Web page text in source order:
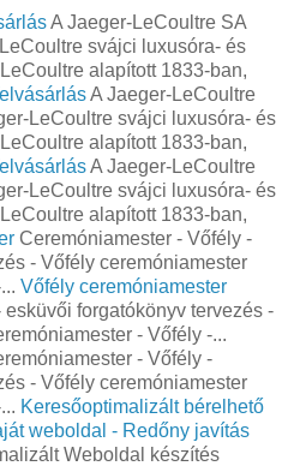
A Jaeger-LeCoultre SA
svájci luxusóra- és
alapított 1833-ban,
A Jaeger-LeCoultre
LeCoultre svájci luxusóra- és
alapított 1833-ban,
A Jaeger-LeCoultre
LeCoultre svájci luxusóra- és
alapított 1833-ban,
Ceremóniamester - Vőfély -
- Vőfély ceremóniamester
Vőfély ceremóniamester
forgatókönyv tervezés -
- Vőfély -...
- Vőfély -
- Vőfély ceremóniamester
Keresőoptimalizált bérelhető
weboldal - Redőny javítás
Weboldal készítés